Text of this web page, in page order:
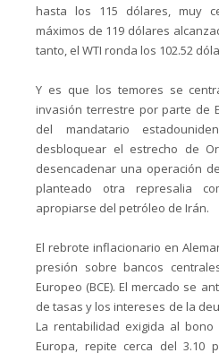
hasta los 115 dólares, muy
máximos de 119 dólares
tanto, el WTI ronda los 102.52
Y es que los temores se
invasión terrestre por parte de
del mandatario
desbloquear el estrecho de
desencadenar una operación
planteado otra represalia
apropiarse del petróleo de Irán.
El rebrote inflacionario en
presión sobre bancos
Europeo (BCE). El mercado se
de tasas y los intereses de la
La rentabilidad exigida al
Europa, repite cerca del 3.10